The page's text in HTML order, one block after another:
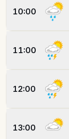
10:00
11:00
12:00
13:00